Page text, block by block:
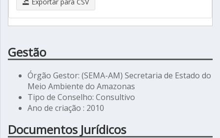
Gestão
Órgão Gestor: (SEMA-AM) Secretaria de Estado do
Meio Ambiente do Amazonas
Tipo de Conselho: Consultivo
Ano de criação : 2010
Documentos Jurídicos